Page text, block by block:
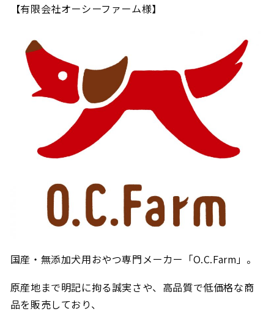
【有限会社オーシーファーム様】
国産・無添加犬用おやつ専門メーカー「O.C.Farm」。
原産地まで明記に拘る誠実さや、高品質で低価格な商
品を販売しており、